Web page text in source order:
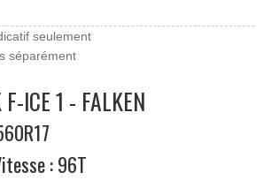
seulement
séparément
ICE 1 - FALKEN
: 96T